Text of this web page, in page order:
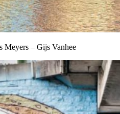
Meyers – Gijs Vanhee